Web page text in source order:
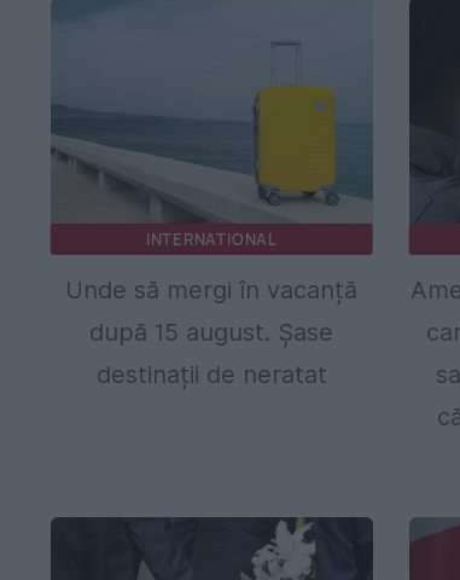
INTERNATIONAL
Unde să mergi în vacanță
după 15 august. Șase
destinații de neratat